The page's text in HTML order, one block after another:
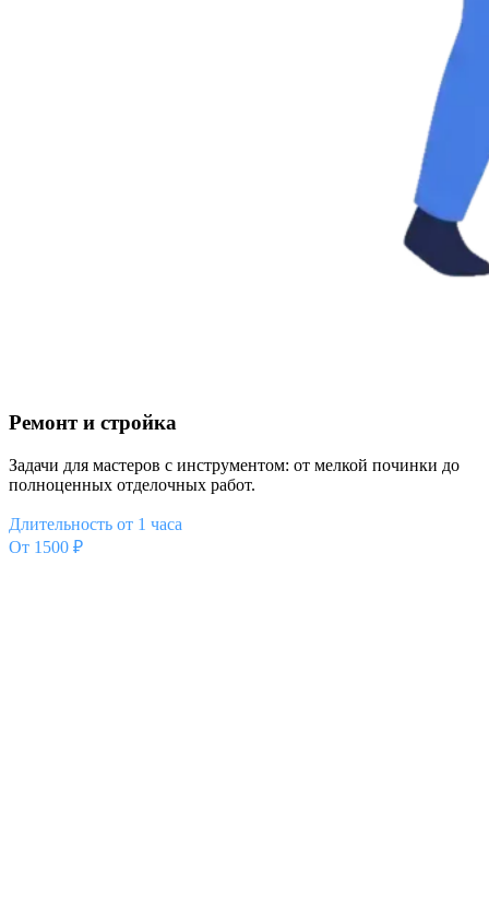
Ремонт и стройка
Задачи для мастеров с инструментом: от мелкой починки до
полноценных отделочных работ.
Длительность от 1 часа
От 1500 ₽